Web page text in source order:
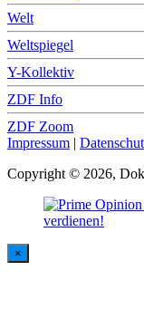
Welt
Weltspiegel
Y-Kollektiv
ZDF Info
ZDF Zoom
Impressum |
Copyright © 2026,
×